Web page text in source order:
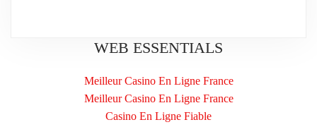
WEB ESSENTIALS
Meilleur Casino En Ligne France
Meilleur Casino En Ligne France
Casino En Ligne Fiable